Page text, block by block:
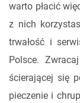
warto płacić
z nich
trwałość i
Polsce.
ścierającej się
pieczenie i